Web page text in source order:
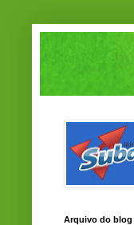
Arquivo do blog